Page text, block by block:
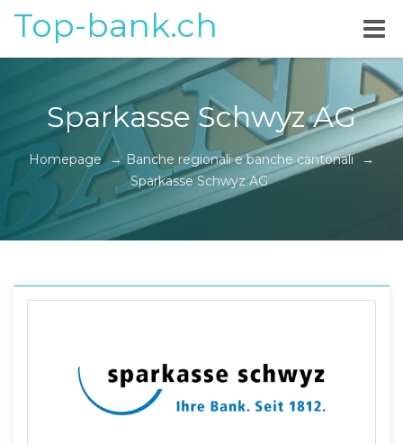
Top-bank.ch
Sparkasse Schwyz AG
Homepage → Banche regionali e banche cantonali
→
Sparkasse Schwyz AG